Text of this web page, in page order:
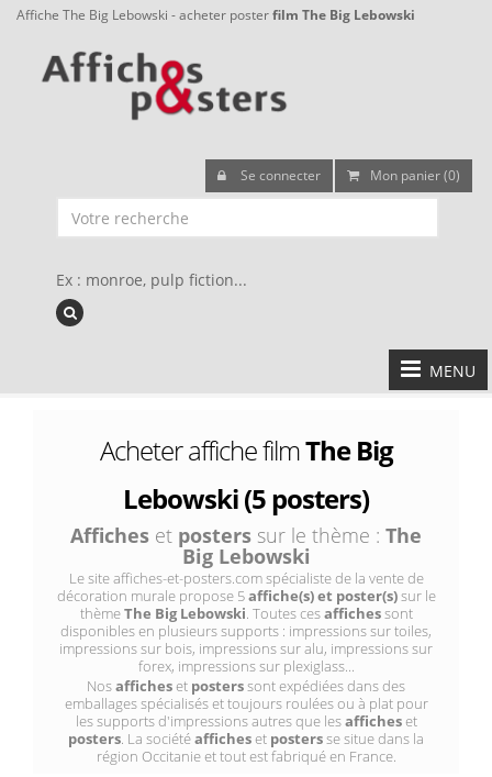
Affiche The Big Lebowski - acheter posterfilm The Big Lebowski
Se connecter Mon panier (0)
Ex : monroe, pulp fiction...
MENU
Acheter affiche filmThe Big
Lebowski (5 posters)
Affiches et posters sur le thème : The
Big Lebowski
Le site affiches-et-posters.com spécialiste de la vente de
décoration murale propose 5affiche(s) et poster(s)sur le
thèmeThe Big Lebowski. Toutes cesaffichessont
disponibles en plusieurs supports : impressions sur toiles,
impressions sur bois, impressions sur alu, impressions sur
forex, impressions sur plexiglass...
Nosafficheset posterssont expédiées dans des
emballages spécialisés et toujours roulées ou à plat pour
les supports d'impressions autres que lesafficheset
posters. La sociétéafficheset postersse situe dans la
région Occitanie et tout est fabriqué en France.